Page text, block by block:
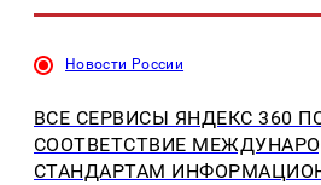
Новости России
ВСЕ СЕРВИСЫ ЯНДЕКС 360
СООТВЕТСТВИЕ
СТАНДАРТАМ